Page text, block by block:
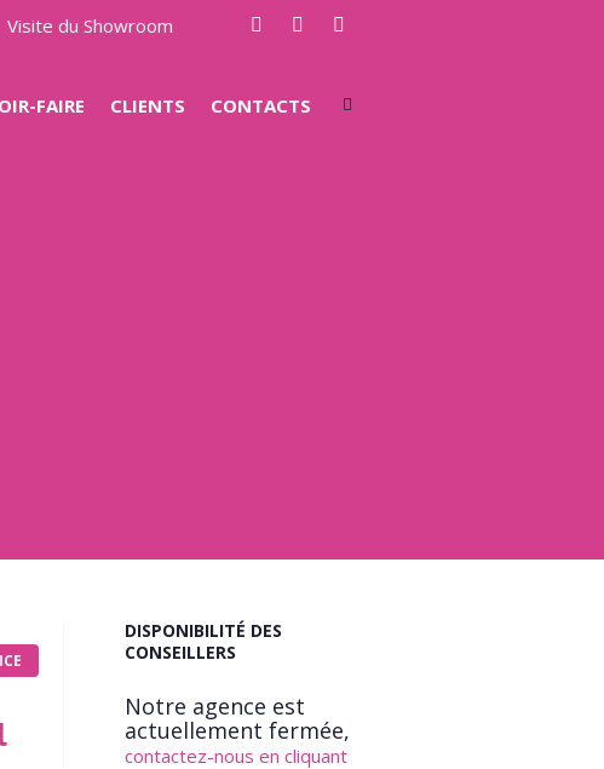
Visite du Showroom
FAIRE CLIENTS CONTACTS
DISPONIBILITÉ DES
CONSEILLERS
Notre agence est
actuellement fermée,
contactez-nous en cliquant